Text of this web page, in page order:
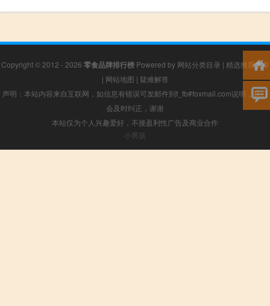
Copyright © 2012 - 2026 零食品牌排行榜Powered by 网站分类目录 | 精选推荐文章
| 网站地图 | 疑难解答
声明：本站内容来自互联网，如信息有错误可发邮件到f_fb#foxmail.com说明，我们
会及时纠正，谢谢
本站仅为个人兴趣爱好，不接盈利性广告及商业合作
小男孩